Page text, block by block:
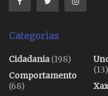
Categorias
Cidadania(198)
Comportamento
(68)
(13)